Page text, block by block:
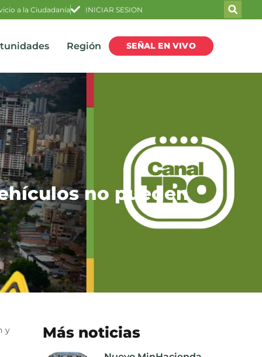
a la Ciudadanía INICIAR SESION
Región SEÑAL EN VIVO
no pueden
y Más noticias